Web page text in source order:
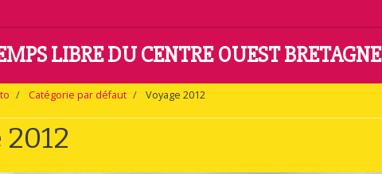
LIBRE DU CENTRE OUEST BRETAGNE
Catégorie par défaut Voyage 2012